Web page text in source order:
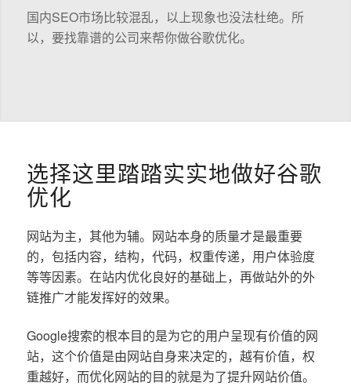
国内SEO市场比较混乱，以上现象也没法杜绝。所
以，要找靠谱的公司来帮你做谷歌优化。
选择这里踏踏实实地做好谷歌
优化
网站为主，其他为辅。网站本身的质量才是最重要
的，包括内容，结构，代码，权重传递，用户体验度
等等因素。在站内优化良好的基础上，再做站外的外
链推广才能发挥好的效果。
Google搜索的根本目的是为它的用户呈现有价值的网
站，这个价值是由网站自身来决定的，越有价值，权
重越好，而优化网站的目的就是为了提升网站价值。